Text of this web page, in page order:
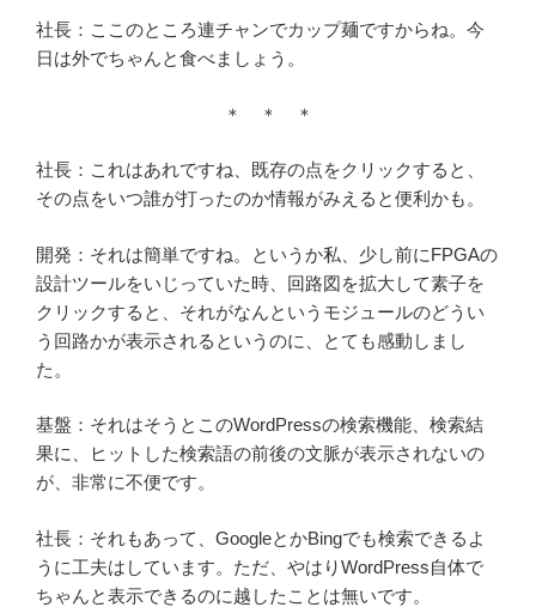
社長：ここのところ連チャンでカップ麺ですからね。今
日は外でちゃんと食べましょう。
＊ ＊ ＊
社長：これはあれですね、既存の点をクリックすると、
その点をいつ誰が打ったのか情報がみえると便利かも。
開発：それは簡単ですね。というか私、少し前にFPGAの
設計ツールをいじっていた時、回路図を拡大して素子を
クリックすると、それがなんというモジュールのどうい
う回路かが表示されるというのに、とても感動しまし
た。
基盤：それはそうとこのWordPressの検索機能、検索結
果に、ヒットした検索語の前後の文脈が表示されないの
が、非常に不便です。
社長：それもあって、GoogleとかBingでも検索できるよ
うに工夫はしています。ただ、やはりWordPress自体で
ちゃんと表示できるのに越したことは無いです。